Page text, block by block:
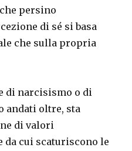
persino
di sé si basa
che sulla propria
di narcisismo o di
andati oltre, sta
di valori
da cui scaturiscono le